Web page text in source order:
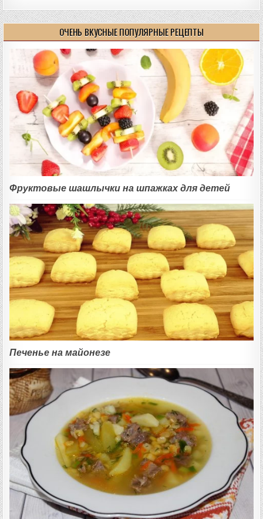
ОЧЕНЬ ВКУСНЫЕ ПОПУЛЯРНЫЕ РЕЦЕПТЫ
Фруктовые шашлычки на шпажках для детей
Печенье на майонезе